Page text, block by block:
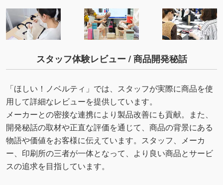
スタッフ体験レビュー / 商品開発秘話
「ほしい！ノベルティ」では、スタッフが実際に商品を使
用して詳細なレビューを提供しています。
メーカーとの密接な連携により製品改善にも貢献。また、
開発秘話の取材や正直な評価を通じて、商品の背景にある
物語や価値をお客様に伝えています。スタッフ、メーカ
ー、印刷所の三者が一体となって、より良い商品とサービ
スの追求を目指しています。